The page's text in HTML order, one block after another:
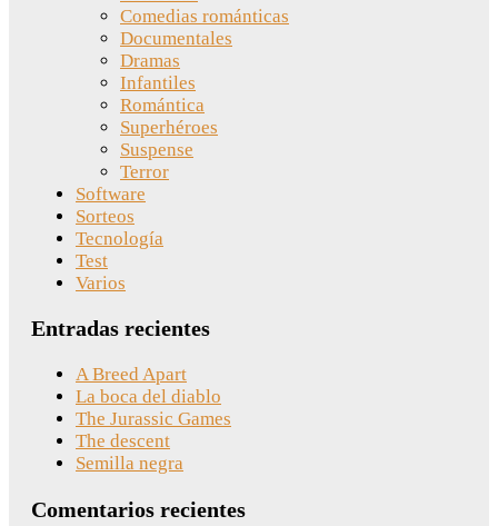
Comedias románticas
Documentales
Dramas
Infantiles
Romántica
Superhéroes
Suspense
Terror
Software
Sorteos
Tecnología
Test
Varios
Entradas recientes
A Breed Apart
La boca del diablo
The Jurassic Games
The descent
Semilla negra
Comentarios recientes